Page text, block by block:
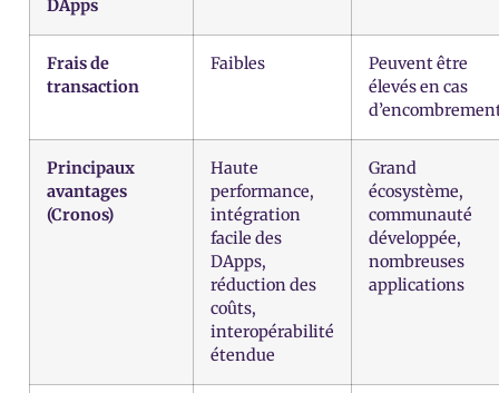
DApps
Frais de
transaction
Faibles
Peuvent être
élevés en cas
Principaux
avantages
(Cronos)
Haute
performance,
intégration
facile des
DApps,
réduction des
coûts,
interopérabilité
étendue
Grand
écosystème,
communauté
développée,
nombreuses
applications